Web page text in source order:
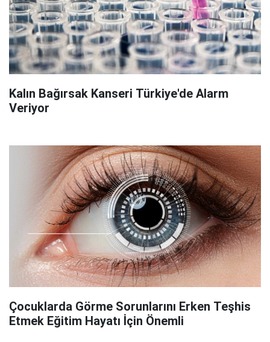
Kalın Bağırsak Kanseri Türkiye'de Alarm
Veriyor
Çocuklarda Görme Sorunlarını Erken Teşhis
Etmek Eğitim Hayatı İçin Önemli